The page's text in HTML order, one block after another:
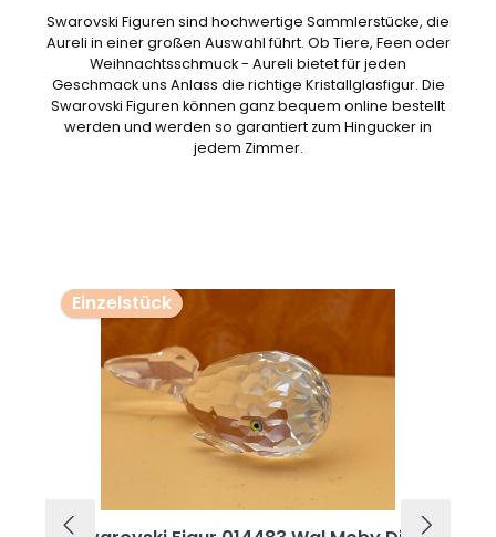
Swarovski Figuren sind hochwertige Sammlerstücke, die
Aureli in einer großen Auswahl führt. Ob Tiere, Feen oder
Weihnachtsschmuck - Aureli bietet für jeden
Geschmack uns Anlass die richtige Kristallglasfigur. Die
Swarovski Figuren können ganz bequem online bestellt
werden und werden so garantiert zum Hingucker in
jedem Zimmer.
Einzelstück